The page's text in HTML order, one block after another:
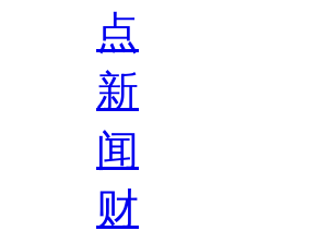
点
新
闻
财